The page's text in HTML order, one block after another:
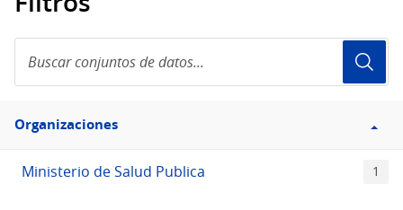
conjuntos
de
Filtro
Organizaciones
Organizaciones
Ministerio de Salud Publica 1